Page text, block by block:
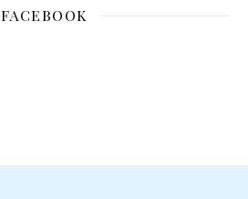
FACEBOOK